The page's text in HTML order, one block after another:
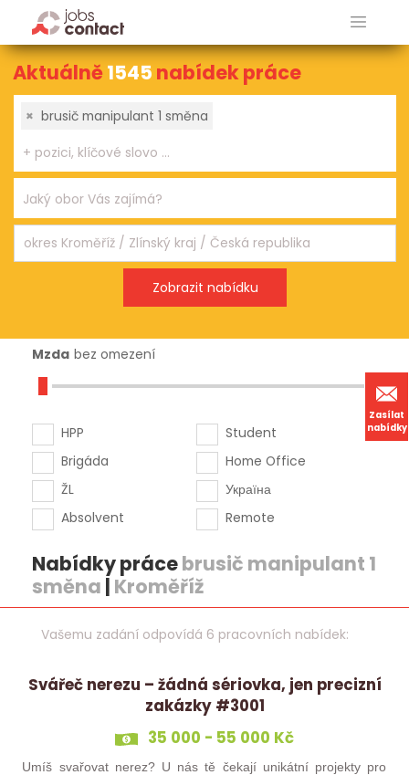
Zasílat
nabídky
Aktuálně1545 nabídek práce
× brusič manipulant 1 směna
Mzda bez omezení
HPP
Brigáda
ŽL
Absolvent
Student
Home Office
Україна
Remote
Nabídky prácebrusič manipulant 1
směna | Kroměříž
Vašemu zadání odpovídá 6 pracovních nabídek:
Svářeč nerezu – žádná sériovka, jen precizní
zakázky #3001
35 000 - 55 000 Kč
Umíš svařovat nerez? U nás tě čekají unikátní projekty pro